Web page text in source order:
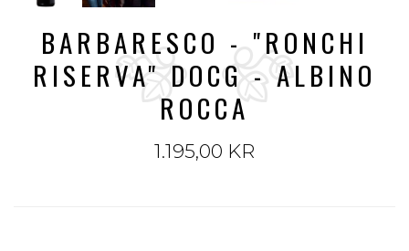
BARBARESCO - "RONCHI
RISERVA" DOCG - ALBINO
ROCCA
1.195,00 KR